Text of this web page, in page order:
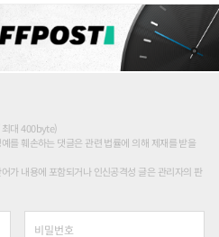
대 400byte)
를 훼손하는 댓글은 관련 법률에 의해 제재를 받을
가 내용에 포함되거나 인신공격성 글은 관리자의 판